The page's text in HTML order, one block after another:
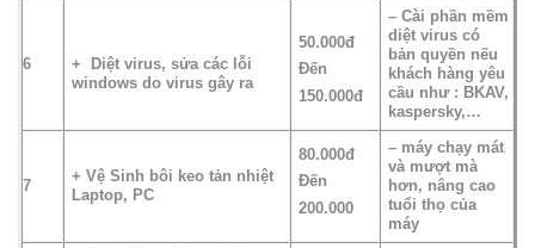
6
+ Diệt virus, sửa các lỗi
windows do virus gây ra
50.000đ
Đến
150.000đ
– Cài phần mềm
diệt virus có
bản quyền nếu
khách hàng yêu
cầu như : BKAV,
kaspersky,…
7
+ Vệ Sinh bôi keo tản nhiệt
Laptop, PC
80.000đ
Đến
200.000
– máy chạy mát
và mượt mà
hơn, nâng cao
tuổi thọ của
máy